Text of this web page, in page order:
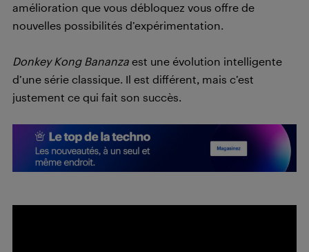
amélioration que vous débloquez vous offre de
nouvelles possibilités d’expérimentation.
Donkey Kong Bananza est une évolution intelligente
d’une série classique. Il est différent, mais c’est
justement ce qui fait son succès.